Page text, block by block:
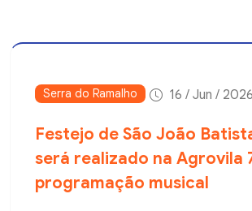
Serra do Ramalho 16 / Jun /
Festejo de São João
será realizado na Agrovila
programação musical